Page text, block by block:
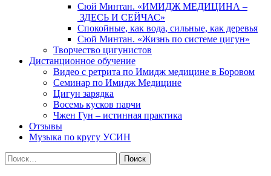
Сюй Минтан. «ИМИДЖ МЕДИЦИНА –
ЗДЕСЬ И СЕЙЧАС»
Спокойные, как вода, сильные, как деревья
Сюй Минтан. «Жизнь по системе цигун»
Творчество цигунистов
Дистанционное обучение
Видео с ретрита по Имидж медицине в Боровом
Семинар по Имидж Медицине
Цигун зарядка
Восемь кусков парчи
Чжен Гун – истинная практика
Отзывы
Музыка по кругу УСИН
Найти: